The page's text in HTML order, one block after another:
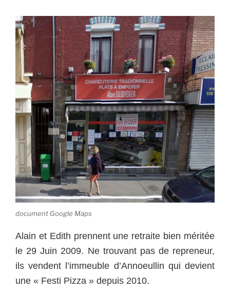
document Google Maps
Alain et Edith prennent une retraite bien méritée
le 29 Juin 2009. Ne trouvant pas de repreneur,
ils vendent l’immeuble d’Annoeullin qui devient
une « Festi Pizza » depuis 2010.